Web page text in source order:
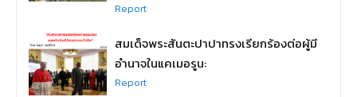
Report
สมเด็จพระสันตะปาปาทรงเรียกร้องต่อผู้มี
อำนาจในแคเมอรูน:
Report